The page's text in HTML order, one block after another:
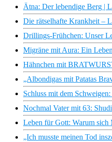
Ätna: Der lebendige Berg |
Die rätselhafte Krankheit –
Drillings-Frühchen: Unser
Migräne mit Aura: Ein
Hähnchen mit
„Albondigas mit Patatas
Schluss mit dem
Nochmal Vater mit 63:
Leben für Gott: Warum sich
„Ich musste meinen Tod